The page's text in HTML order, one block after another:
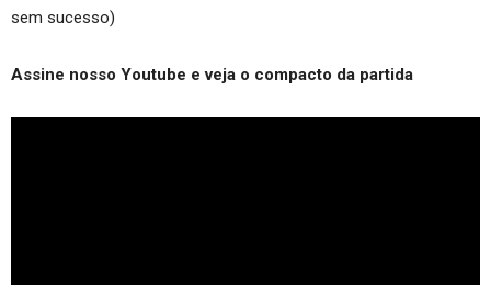
sem sucesso)
Assine nosso Youtube e veja o compacto da partida